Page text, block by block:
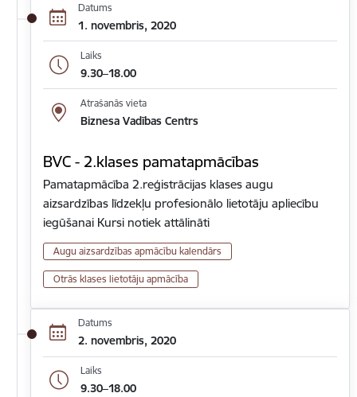
Datums
1. novembris, 2020
Laiks
9.30–18.00
Atrašanās vieta
Biznesa Vadības Centrs
BVC - 2.klases pamatapmācības
Pamatapmācība 2.reģistrācijas klases augu
aizsardzības līdzekļu profesionālo lietotāju apliecību
iegūšanai Kursi notiek attālināti
Augu aizsardzības apmācību kalendārs
Otrās klases lietotāju apmācība
Datums
2. novembris, 2020
Laiks
9.30–18.00